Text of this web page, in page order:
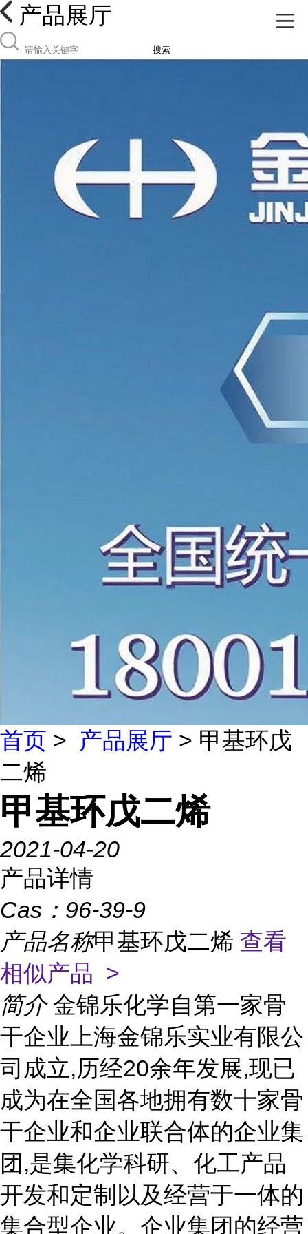
产品展厅
搜索
首页 > 产品展厅 > 甲基环戊
二烯
甲基环戊二烯
2021-04-20
产品详情
Cas： 96-39-9
产品名称甲基环戊二烯 查看
相似产品 >
简介 金锦乐化学自第一家骨
干企业上海金锦乐实业有限公
司成立,历经20余年发展,现已
成为在全国各地拥有数十家骨
干企业和企业联合体的企业集
团,是集化学科研、化工产品
开发和定制以及经营于一体的
集合型企业。企业集团的经营